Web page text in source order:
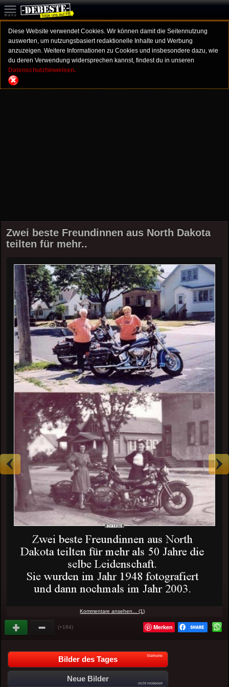
Diese Website verwendet Cookies. Wir können damit die Seitennutzung
auswerten, um nutzungsbasiert redaktionelle Inhalte und Werbung
anzuzeigen. Weitere Informationen zu Cookies und insbesondere dazu, wie
du deren Verwendung widersprechen kannst, findest du in unseren
Datenschutzhinweisen.
Zwei beste Freundinnen aus North Dakota
teilten für mehr..
Kommentare ansehen... (1)
(+184) Merken
Bilder des Tages Startseite
Neue Bilder
nicht moderiert